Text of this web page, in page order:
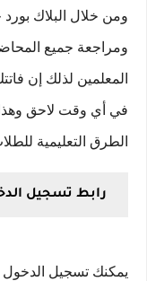
ومن خلال البلاك
ومراجعة جميع
المعلمين لذلك إن
في أي وقت لاحق
الطرق التعليمية
رابط تسجيل
يمكنك تسجيل الدخول